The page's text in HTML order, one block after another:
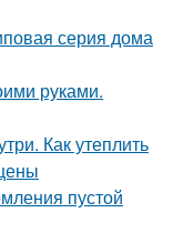
серия дома
руками.
Как утеплить
пустой